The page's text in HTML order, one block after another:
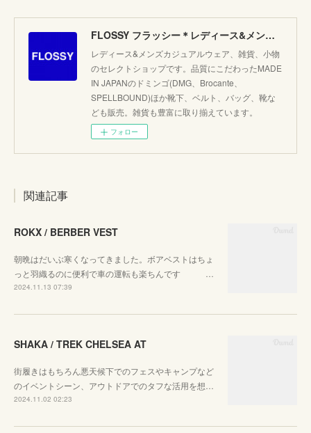
FLOSSY フラッシー＊レディース&メンズカジュアルのセレクトショップ。JAPANブランド他こだわりのアイテムがたくさん！
レディース&メンズカジュアルウェア、雑貨、小物
のセレクトショップです。品質にこだわったMADE
IN JAPANのドミンゴ(DMG、Brocante、
SPELLBOUND)ほか靴下、ベルト、バッグ、靴な
ども販売。雑貨も豊富に取り揃えています。
フォロー
関連記事
ROKX / BERBER VEST
朝晩はだいぶ寒くなってきました。ボアベストはちょ
っと羽織るのに便利で車の運転も楽ちんです …
2024.11.13 07:39
SHAKA / TREK CHELSEA AT
街履きはもちろん悪天候下でのフェスやキャンプなど
のイベントシーン、アウトドアでのタフな活用を想…
2024.11.02 02:23